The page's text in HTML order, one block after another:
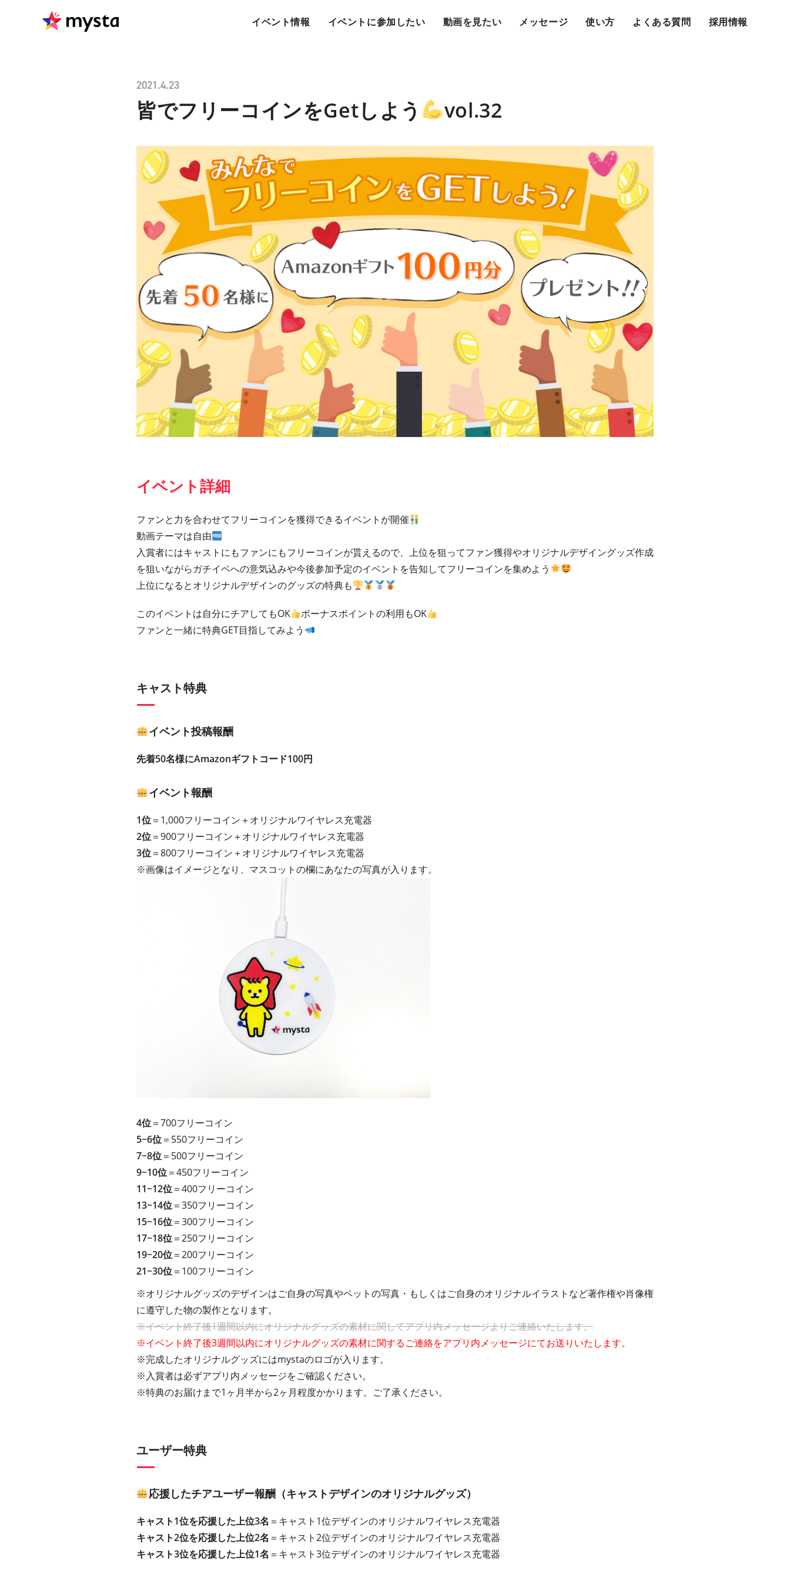
イベント情報 イベントに参加したい 動画を見たい メッセージ 使い方 よくある質問 採用情報
2021.4.23
皆でフリーコインをGetしよう vol.32
イベント詳細
ファンと力を合わせてフリーコインを獲得できるイベントが開催
動画テーマは自由
入賞者にはキャストにもファンにもフリーコインが貰えるので、上位を狙ってファン獲得やオリジナルデザイングッズ作成
を狙いながらガチイベへの意気込みや今後参加予定のイベントを告知してフリーコインを集めよう
上位になるとオリジナルデザインのグッズの特典も
このイベントは自分にチアしてもOK
ボーナスポイントの利用もOK
ファンと一緒に特典GET目指してみよう
キャスト特典
イベント投稿報酬
先着50名様にAmazonギフトコード100円
イベント報酬
1位＝1,000フリーコイン＋オリジナルワイヤレス充電器
2位＝900フリーコイン＋オリジナルワイヤレス充電器
3位＝800フリーコイン＋オリジナルワイヤレス充電器
※画像はイメージとなり、マスコットの欄にあなたの写真が入ります。
4位＝700フリーコイン
5~6位＝550フリーコイン
7~8位＝500フリーコイン
9~10位＝450フリーコイン
11~12位＝400フリーコイン
13~14位＝350フリーコイン
15~16位＝300フリーコイン
17~18位＝250フリーコイン
19~20位＝200フリーコイン
21~30位＝100フリーコイン
※オリジナルグッズのデザインはご自身の写真やペットの写真・もしくはご自身のオリジナルイラストなど著作権や肖像権
に遵守した物の製作となります。
※イベント終了後1週間以内にオリジナルグッズの素材に関してアプリ内メッセージよりご連絡いたします。
※イベント終了後3週間以内にオリジナルグッズの素材に関するご連絡をアプリ内メッセージにてお送りいたします。
※完成したオリジナルグッズにはmystaのロゴが入ります。
※入賞者は必ずアプリ内メッセージをご確認ください。
※特典のお届けまで1ヶ月半から2ヶ月程度かかります。ご了承ください。
ユーザー特典
応援したチアユーザー報酬（キャストデザインのオリジナルグッズ）
キャスト1位を応援した上位3名 ＝キャスト1位デザインのオリジナルワイヤレス充電器
キャスト2位を応援した上位2名 ＝キャスト2位デザインのオリジナルワイヤレス充電器
キャスト3位を応援した上位1名 ＝キャスト3位デザインのオリジナルワイヤレス充電器